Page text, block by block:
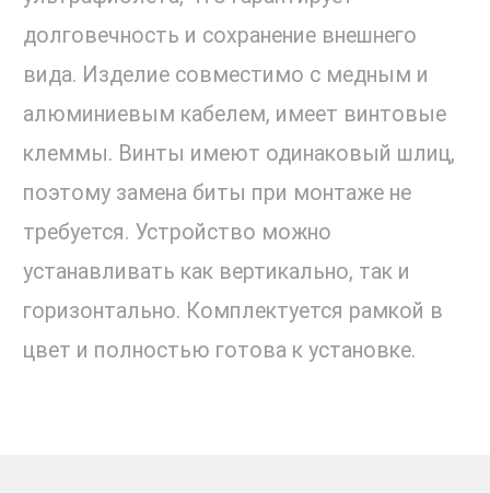
долговечность и сохранение внешнего
вида. Изделие совместимо с медным и
алюминиевым кабелем, имеет винтовые
клеммы. Винты имеют одинаковый шлиц,
поэтому замена биты при монтаже не
требуется. Устройство можно
устанавливать как вертикально, так и
горизонтально. Комплектуется рамкой в
цвет и полностью готова к установке.